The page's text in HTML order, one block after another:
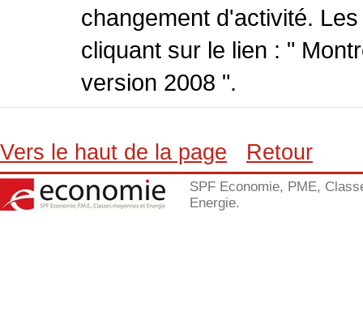
changement d'activité.
cliquant sur le lien : "
version 2008 ".
Vers le haut de la page Retour
SPF Economie, PME,
Energie.